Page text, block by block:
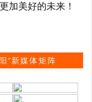
加美好的未来！
”新媒体矩阵